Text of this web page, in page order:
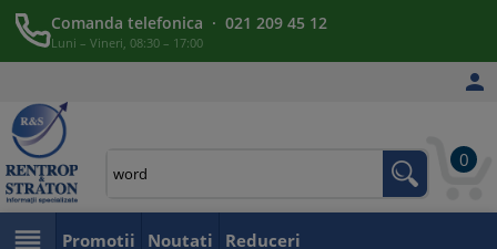
Comanda telefonica · 021 209 45 12
Luni – Vineri, 08:30 – 17:00

0
 Promotii Noutati Reduceri